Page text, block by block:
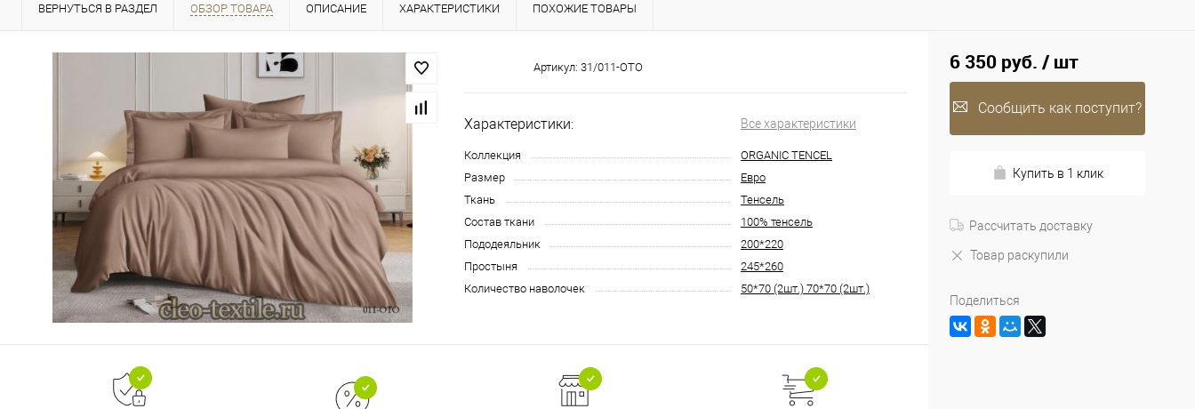
ВЕРНУТЬСЯ В РАЗДЕЛ ОБЗОР ТОВАРА ОПИСАНИЕ ХАРАКТЕРИСТИКИ ПОХОЖИЕ ТОВАРЫ
Артикул: 31/011-OTO
Характеристики: Все характеристики
Коллекция
ORGANIC TENCEL
Размер
Евро
Ткань
Тенсель
Состав ткани
100% тенсель
Пододеяльник
200*220
Простыня
245*260
Количество наволочек
50*70 (2шт.) 70*70 (2шт.)
6 350 руб. / шт
Сообщить как поступит?
Купить в 1 клик
Рассчитать доставку
Товар раскупили
Поделиться